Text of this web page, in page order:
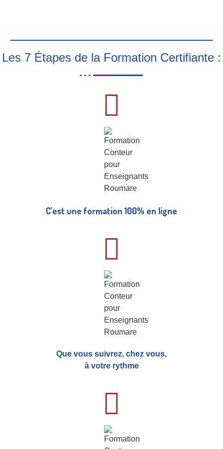
Les 7 Étapes de la Formation Certifiante :
C’est une formation 100% en ligne
Que vous suivrez, chez vous,
à votre rythme